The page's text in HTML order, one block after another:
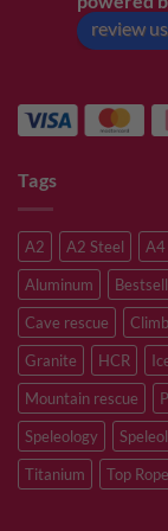
review
Tags
A2 A2 Steel A4
Aluminum
Cave rescue
Granite
HCR
Mountain rescue
Speleology
Titanium
Top Rope